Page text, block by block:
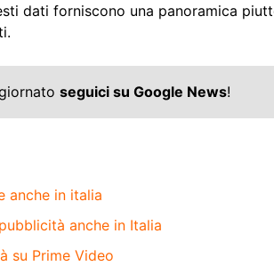
dati forniscono una panoramica
seguici su Google News!
anche in italia
anche in Italia
su Prime Video